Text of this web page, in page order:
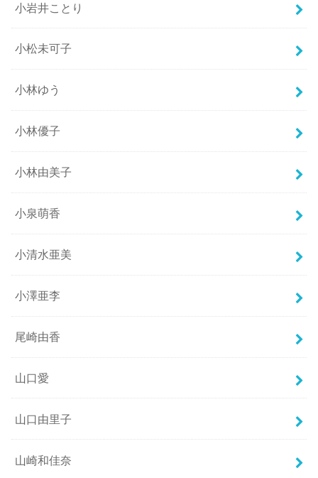
小岩井ことり
小松未可子
小林ゆう
小林優子
小林由美子
小泉萌香
小清水亜美
小澤亜李
尾崎由香
山口愛
山口由里子
山崎和佳奈